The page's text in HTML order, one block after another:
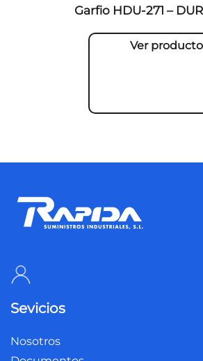
Garfio HDU-271 –
Ver producto
Sevicios
Nosotros